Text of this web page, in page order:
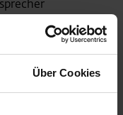
Über Cookies